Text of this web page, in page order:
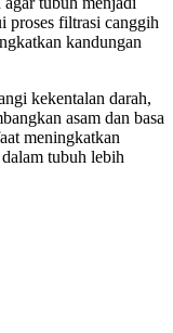
proses filtrasi canggih
kandungan
kekentalan darah,
asam dan basa
meningkatkan
tubuh lebih